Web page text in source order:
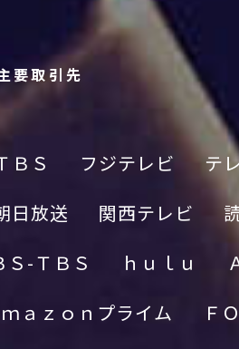
要取引先
ＢＳ フジテレビ
テ
日放送 関西テレビ
Ｓ-ＴＢＳ ｈｕｌｕ
ａｚｏｎプライム Ｆ